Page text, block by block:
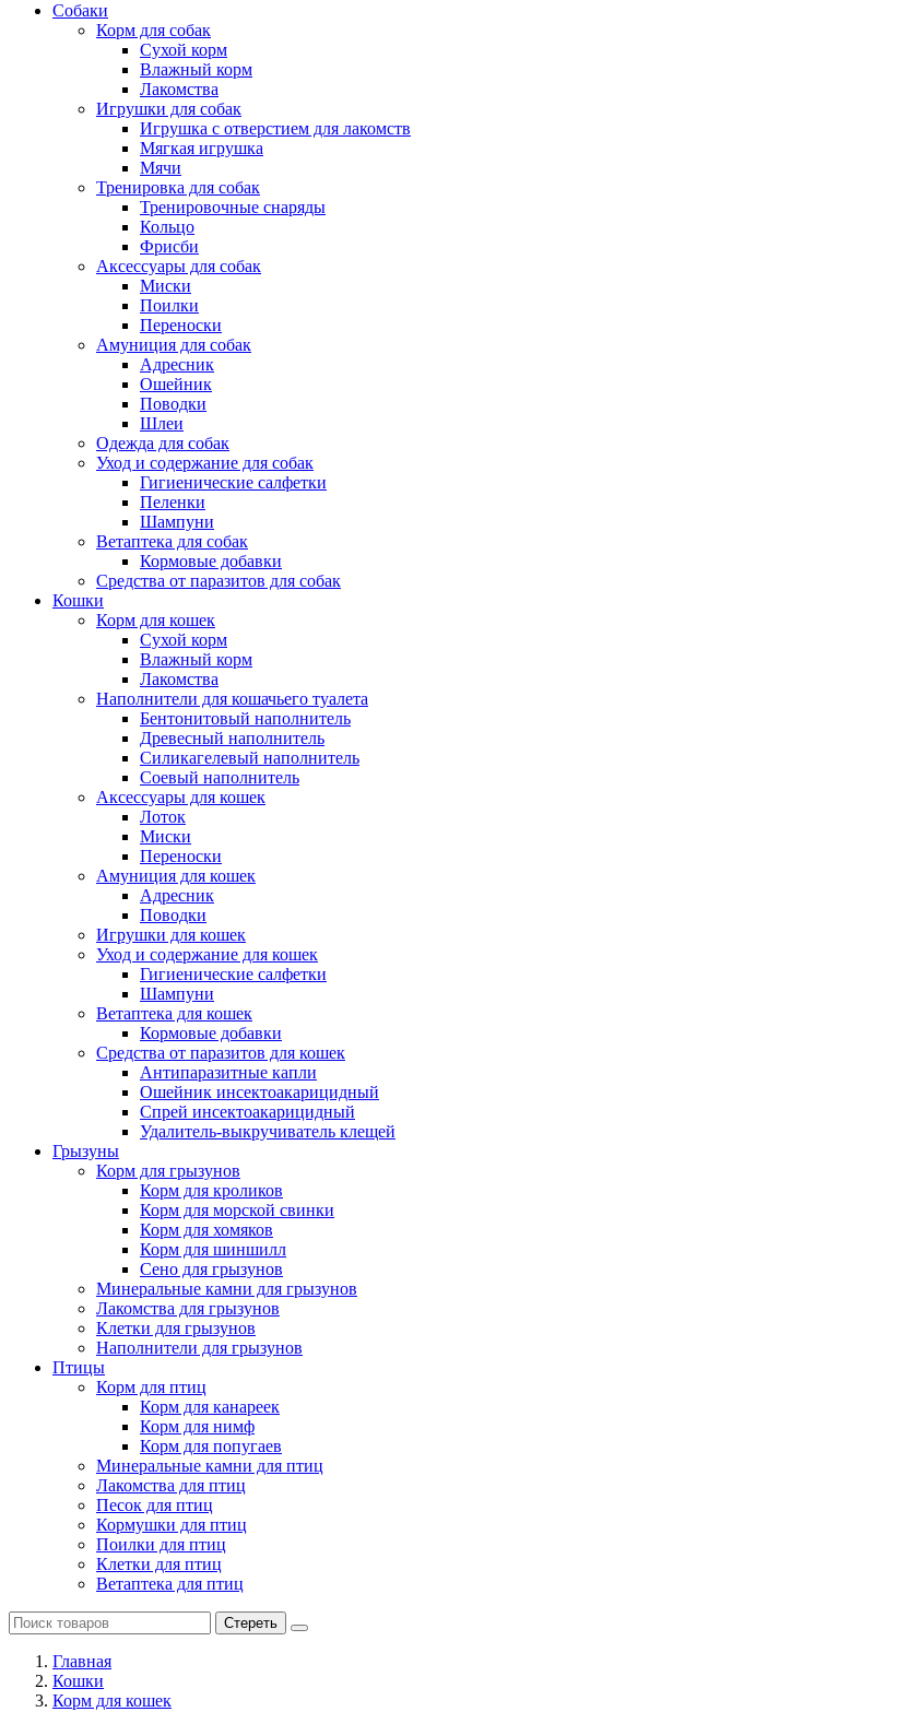
Собаки
Корм для собак
Сухой корм
Влажный корм
Лакомства
Игрушки для собак
Игрушка с отверстием для лакомств
Мягкая игрушка
Мячи
Тренировка для собак
Тренировочные снаряды
Кольцо
Фрисби
Аксессуары для собак
Миски
Поилки
Переноски
Амуниция для собак
Адресник
Ошейник
Поводки
Шлеи
Одежда для собак
Уход и содержание для собак
Гигиенические салфетки
Пеленки
Шампуни
Ветаптека для собак
Кормовые добавки
Средства от паразитов для собак
Кошки
Корм для кошек
Сухой корм
Влажный корм
Лакомства
Наполнители для кошачьего туалета
Бентонитовый наполнитель
Древесный наполнитель
Силикагелевый наполнитель
Соевый наполнитель
Аксессуары для кошек
Лоток
Миски
Переноски
Амуниция для кошек
Адресник
Поводки
Игрушки для кошек
Уход и содержание для кошек
Гигиенические салфетки
Шампуни
Ветаптека для кошек
Кормовые добавки
Средства от паразитов для кошек
Антипаразитные капли
Ошейник инсектоакарицидный
Спрей инсектоакарицидный
Удалитель-выкручиватель клещей
Грызуны
Корм для грызунов
Корм для кроликов
Корм для морской свинки
Корм для хомяков
Корм для шиншилл
Сено для грызунов
Минеральные камни для грызунов
Лакомства для грызунов
Клетки для грызунов
Наполнители для грызунов
Птицы
Корм для птиц
Корм для канареек
Корм для нимф
Корм для попугаев
Минеральные камни для птиц
Лакомства для птиц
Песок для птиц
Кормушки для птиц
Поилки для птиц
Клетки для птиц
Ветаптека для птиц
Стереть
Главная
Кошки
Корм для кошек